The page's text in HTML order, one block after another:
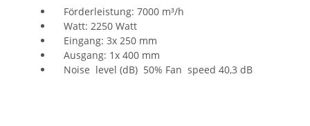
Förderleistung: 7000 m³/h
Watt: 2250 Watt
Eingang: 3x 250 mm
Ausgang: 1x 400 mm
Noise level (dB) 50% Fan speed 40,3 dB